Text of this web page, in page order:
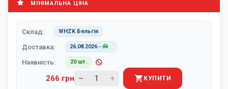
МІНІМАЛЬНА ЦІНА
Склад: WHZK Бельгія
Доставка: 26.08.2026-
Наявність: 20 шт.
266 грн КУПИТИ